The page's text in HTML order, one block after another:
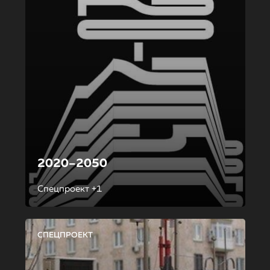
2020–2050
Спецпроект +1
СПЕЦПРОЕКТ